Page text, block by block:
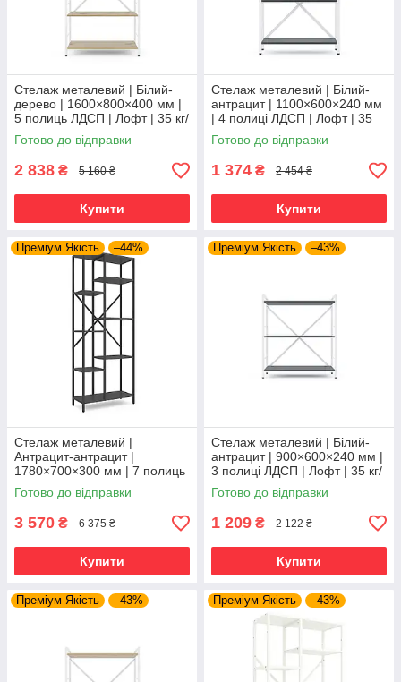
Стелаж металевий | Білий-
дерево | 1600×800×400 мм |
5 полиць ЛДСП | Лофт | 35 кг/
полицю | для дому, офісу та
вітальні
Готово до відправки
2 838 ₴ 5 160 ₴
Купити
Стелаж металевий | Білий-
антрацит | 1100×600×240 мм
| 4 полиці ЛДСП | Лофт | 35
кг/полицю | для дому, офісу
та вітальні
Готово до відправки
1 374 ₴ 2 454 ₴
Купити
Преміум Якість –44%
Стелаж металевий |
Антрацит-антрацит |
1780×700×300 мм | 7 полиць
ЛДСП | Лофт Каскад | 35 кг/
полицю | для дому, офісу та
вітальні
Готово до відправки
3 570 ₴ 6 375 ₴
Купити
Преміум Якість –43%
Стелаж металевий | Білий-
антрацит | 900×600×240 мм |
3 полиці ЛДСП | Лофт | 35 кг/
полицю | для дому, офісу та
вітальні
Готово до відправки
1 209 ₴ 2 122 ₴
Купити
Преміум Якість –43% Преміум Якість –43%